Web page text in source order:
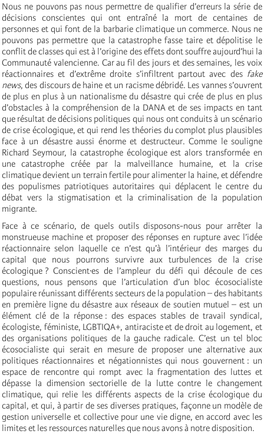
Nous ne pouvons pas nous permettre de qualifier d’erreurs la série de
décisions conscientes qui ont entraîné la mort de centaines de
personnes et qui font de la barbarie climatique un commerce. Nous ne
pouvons pas permettre que la catastrophe fasse taire et dépolitise le
conflit de classes qui est à l’origine des effets dont souffre aujourd’hui la
Communauté valencienne. Car au fil des jours et des semaines, les voix
réactionnaires et d’extrême droite s’infiltrent partout avec des fake
news, des discours de haine et un racisme débridé. Les vannes s’ouvrent
de plus en plus à un nationalisme du désastre qui crée de plus en plus
d’obstacles à la compréhension de la DANA et de ses impacts en tant
que résultat de décisions politiques qui nous ont conduits à un scénario
de crise écologique, et qui rend les théories du complot plus plausibles
face à un désastre aussi énorme et destructeur. Comme le souligne
Richard Seymour, la catastrophe écologique est alors transformée en
une catastrophe créée par la malveillance humaine, et la crise
climatique devient un terrain fertile pour alimenter la haine, et défendre
des populismes patriotiques autoritaires qui déplacent le centre du
débat vers la stigmatisation et la criminalisation de la population
migrante.
Face à ce scénario, de quels outils disposons-nous pour arrêter la
monstrueuse machine et proposer des réponses en rupture avec l’idée
réactionnaire selon laquelle ce n’est qu’à l’intérieur des marges du
capital que nous pourrons survivre aux turbulences de la crise
écologique ? Conscient·es de l’ampleur du défi qui découle de ces
questions, nous pensons que l’articulation d’un bloc écosocialiste
populaire réunissant différents secteurs de la population – des habitants
en première ligne du désastre aux réseaux de soutien mutuel – est un
élément clé de la réponse : des espaces stables de travail syndical,
écologiste, féministe, LGBTIQA+, antiraciste et de droit au logement, et
des organisations politiques de la gauche radicale. C’est un tel bloc
écosocialiste qui serait en mesure de proposer une alternative aux
politiques réactionnaires et négationnistes qui nous gouvernent : un
espace de rencontre qui rompt avec la fragmentation des luttes et
dépasse la dimension sectorielle de la lutte contre le changement
climatique, qui relie les différents aspects de la crise écologique du
capital, et qui, à partir de ses diverses pratiques, façonne un modèle de
gestion universelle et collective pour une vie digne, en accord avec les
limites et les ressources naturelles que nous avons à notre disposition.